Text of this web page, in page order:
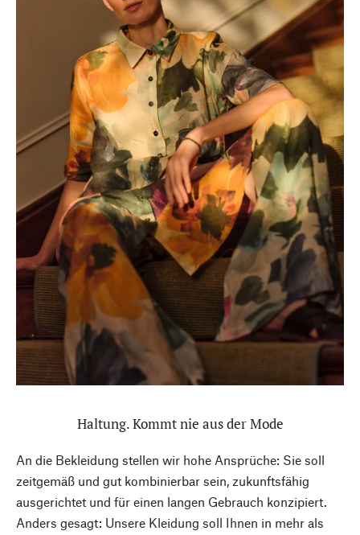
Haltung. Kommt nie aus der Mode
An die Bekleidung stellen wir hohe Ansprüche: Sie soll
zeitgemäß und gut kombinierbar sein, zukunftsfähig
ausgerichtet und für einen langen Gebrauch konzipiert.
Anders gesagt: Unsere Kleidung soll Ihnen in mehr als